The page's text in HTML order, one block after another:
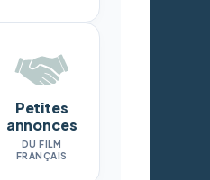
Petites
annonces
DU FILM
FRANÇAIS